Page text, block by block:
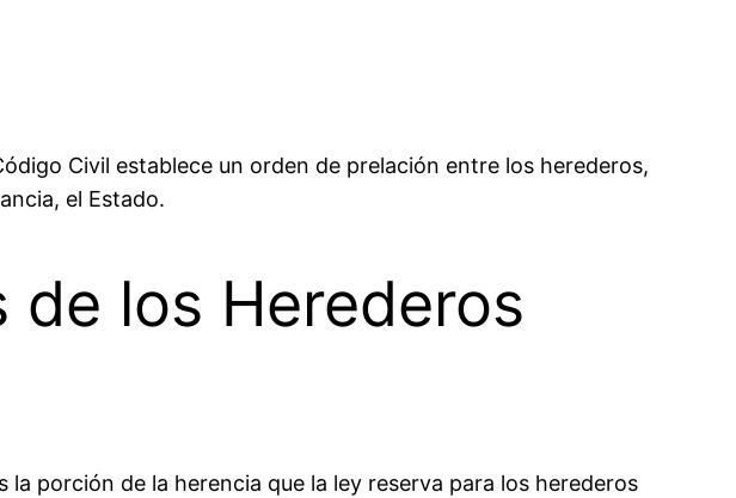
Civil establece un orden de prelación entre los herederos,
el Estado.
de los Herederos
porción de la herencia que la ley reserva para los herederos